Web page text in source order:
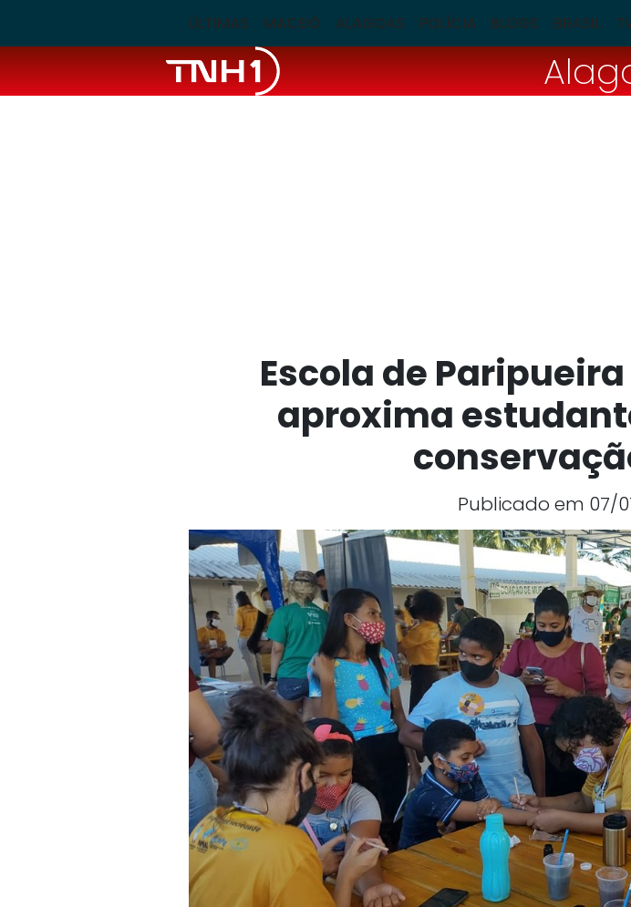
ÚLTIMAS MACEIÓ ALAGOAS POLÍCIA BLOGS BRASIL
Escola de
aproxima
Publicado em 07/